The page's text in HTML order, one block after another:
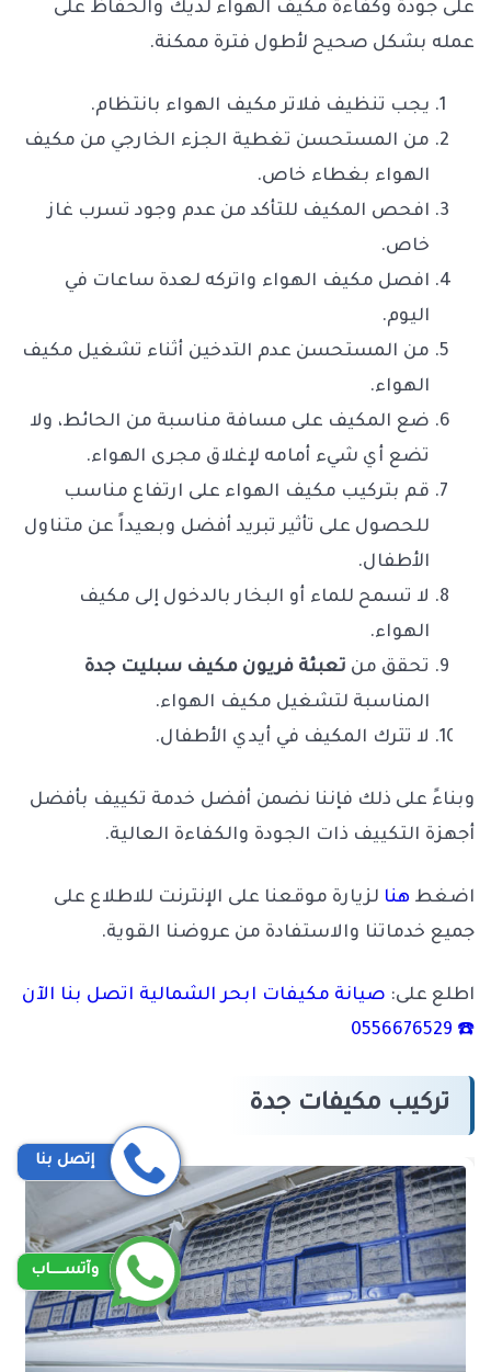
على جودة وكفاءة مكيف الهواء لديك والحفاظ على
عمله بشكل صحيح لأطول فترة ممكنة.
يجب تنظيف فلاتر مكيف الهواء بانتظام.
من المستحسن تغطية الجزء الخارجي من مكيف
الهواء بغطاء خاص.
افحص المكيف للتأكد من عدم وجود تسرب غاز
خاص.
افصل مكيف الهواء واتركه لعدة ساعات في
اليوم.
من المستحسن عدم التدخين أثناء تشغيل مكيف
الهواء.
ضع المكيف على مسافة مناسبة من الحائط، ولا
تضع أي شيء أمامه لإغلاق مجرى الهواء.
قم بتركيب مكيف الهواء على ارتفاع مناسب
للحصول على تأثير تبريد أفضل وبعيداً عن متناول
الأطفال.
لا تسمح للماء أو البخار بالدخول إلى مكيف
الهواء.
تحقق من تعبئة فريون مكيف سبليت جدة
المناسبة لتشغيل مكيف الهواء.
لا تترك المكيف في أيدي الأطفال.
وبناءً على ذلك فإننا نضمن أفضل خدمة تكييف بأفضل
أجهزة التكييف ذات الجودة والكفاءة العالية.
اضغط هنا لزيارة موقعنا على الإنترنت للاطلاع على
جميع خدماتنا والاستفادة من عروضنا القوية.
اطلع على: صيانة مكيفات ابحر الشمالية اتصل بنا الآن
☎️ 0556676529
تركيب مكيفات جدة
إتصل بنا
وآتســــاب